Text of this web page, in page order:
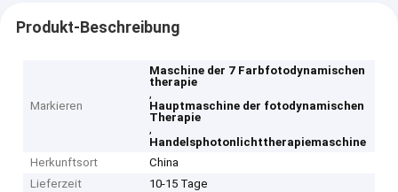
Produkt-Beschreibung
Markieren
Maschine der 7 Farbfotodynamischen
therapie
,
Hauptmaschine der fotodynamischen
Therapie
,
Handelsphotonlichttherapiemaschine
Herkunftsort
China
Lieferzeit
10-15 Tage